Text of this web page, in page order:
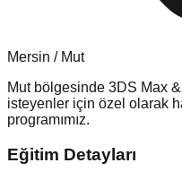
Mersin / Mut
Mutbölgesinde 3DS Max
isteyenler için özel olarak
programımız.
Eğitim Detayları